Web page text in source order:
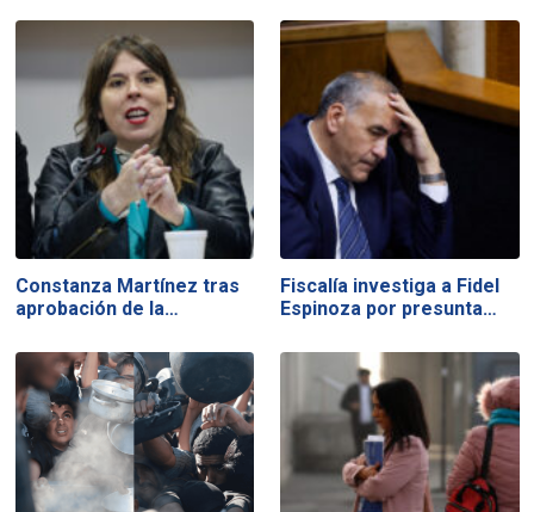
Constanza Martínez tras
aprobación de la…
Fiscalía investiga a Fidel
Espinoza por presunta…